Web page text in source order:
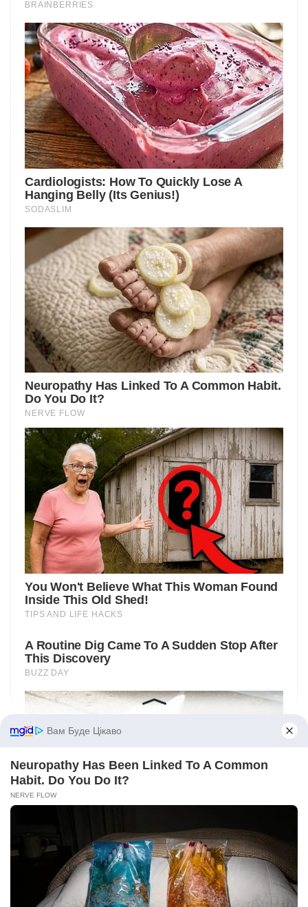
Вам Буде Цікаво
Neuropathy Has Been Linked To A Common
Habit. Do You Do It?
NERVE FLOW